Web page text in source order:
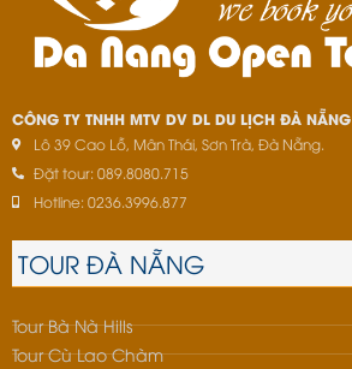
CÔNG TY TNHH MTV DV DL DU LỊCH ĐÀ NẴNG
Lô 39 Cao Lỗ, Mân Thái, Sơn Trà, Đà Nẵng.
Đặt tour: 089.8080.715
Hotline: 0236.3996.877
TOUR ĐÀ NẴNG
Tour Bà Nà Hills
Tour Cù Lao Chàm